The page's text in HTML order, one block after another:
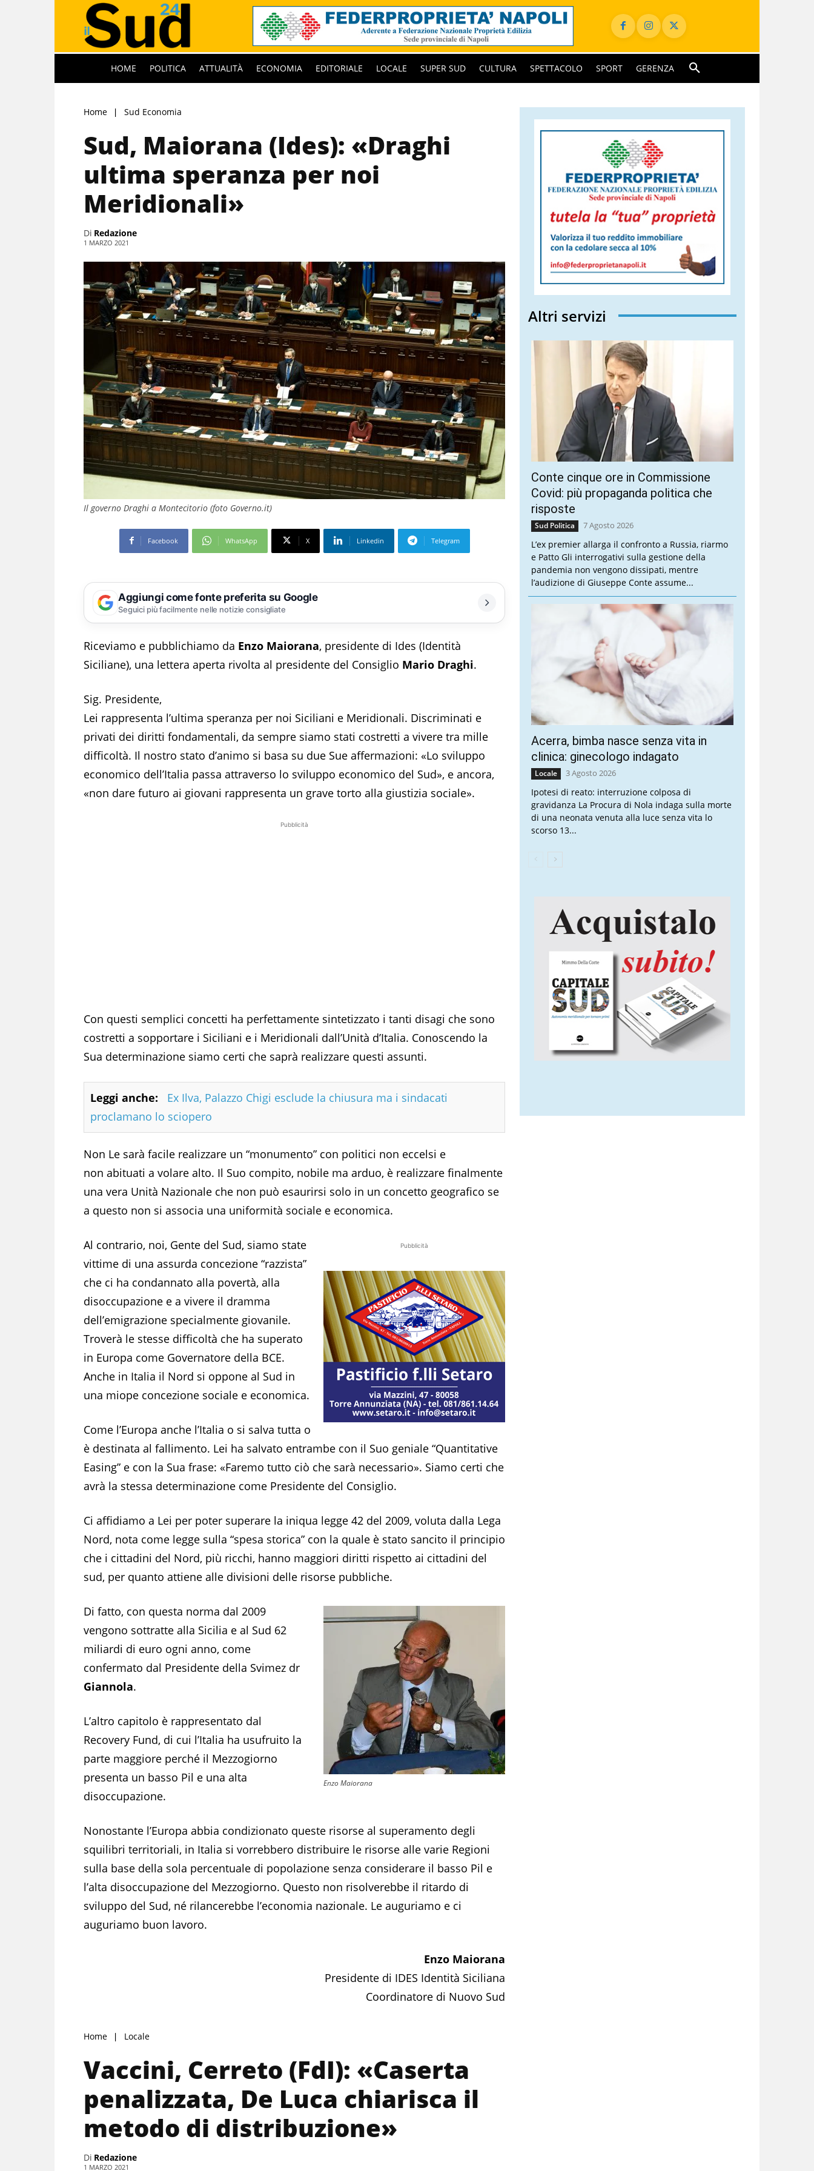
HOME POLITICA ATTUALITÀ ECONOMIA EDITORIALE LOCALE SUPER SUD CULTURA SPETTACOLO SPORT GERENZA
Home Sud Economia
Sud, Maiorana (Ides): «Draghi
ultima speranza per noi
Meridionali»
Di Redazione
1 MARZO 2021
Il governo Draghi a Montecitorio (foto Governo.it)
Facebook WhatsApp X Linkedin Telegram
Aggiungi come fonte preferita su Google
Seguici più facilmente nelle notizie consigliate
Riceviamo e pubblichiamo da Enzo Maiorana, presidente di Ides (Identità
Siciliane), una lettera aperta rivolta al presidente del Consiglio Mario Draghi.
Sig. Presidente,
Lei rappresenta l’ultima speranza per noi Siciliani e Meridionali. Discriminati e
privati dei diritti fondamentali, da sempre siamo stati costretti a vivere tra mille
difficoltà. Il nostro stato d’animo si basa su due Sue affermazioni: «Lo sviluppo
economico dell’Italia passa attraverso lo sviluppo economico del Sud», e ancora,
«non dare futuro ai giovani rappresenta un grave torto alla giustizia sociale».
Pubblicità
Con questi semplici concetti ha perfettamente sintetizzato i tanti disagi che sono
costretti a sopportare i Siciliani e i Meridionali dall’Unità d’Italia. Conoscendo la
Sua determinazione siamo certi che saprà realizzare questi assunti.
Leggi anche:
Ex Ilva, Palazzo Chigi esclude la chiusura ma i sindacati
proclamano lo sciopero
Non Le sarà facile realizzare un “monumento” con politici non eccelsi e
non abituati a volare alto. Il Suo compito, nobile ma arduo, è realizzare finalmente
una vera Unità Nazionale che non può esaurirsi solo in un concetto geografico se
a questo non si associa una uniformità sociale e economica.
Pubblicità
Al contrario, noi, Gente del Sud, siamo state
vittime di una assurda concezione “razzista”
che ci ha condannato alla povertà, alla
disoccupazione e a vivere il dramma
dell’emigrazione specialmente giovanile.
Troverà le stesse difficoltà che ha superato
in Europa come Governatore della BCE.
Anche in Italia il Nord si oppone al Sud in
una miope concezione sociale e economica.
Come l’Europa anche l’Italia o si salva tutta o
è destinata al fallimento. Lei ha salvato entrambe con il Suo geniale “Quantitative
Easing” e con la Sua frase: «Faremo tutto ciò che sarà necessario». Siamo certi che
avrà la stessa determinazione come Presidente del Consiglio.
Ci affidiamo a Lei per poter superare la iniqua legge 42 del 2009, voluta dalla Lega
Nord, nota come legge sulla “spesa storica” con la quale è stato sancito il principio
che i cittadini del Nord, più ricchi, hanno maggiori diritti rispetto ai cittadini del
sud, per quanto attiene alle divisioni delle risorse pubbliche.
Enzo Maiorana
Di fatto, con questa norma dal 2009
vengono sottratte alla Sicilia e al Sud 62
miliardi di euro ogni anno, come
confermato dal Presidente della Svimez dr
Giannola.
L’altro capitolo è rappresentato dal
Recovery Fund, di cui l’Italia ha usufruito la
parte maggiore perché il Mezzogiorno
presenta un basso Pil e una alta
disoccupazione.
Nonostante l’Europa abbia condizionato queste risorse al superamento degli
squilibri territoriali, in Italia si vorrebbero distribuire le risorse alle varie Regioni
sulla base della sola percentuale di popolazione senza considerare il basso Pil e
l’alta disoccupazione del Mezzogiorno. Questo non risolverebbe il ritardo di
sviluppo del Sud, né rilancerebbe l’economia nazionale. Le auguriamo e ci
auguriamo buon lavoro.
Enzo Maiorana
Presidente di IDES Identità Siciliana
Coordinatore di Nuovo Sud
Home Locale
Vaccini, Cerreto (FdI): «Caserta
penalizzata, De Luca chiarisca il
metodo di distribuzione»
Di Redazione
1 MARZO 2021
Altri servizi
Conte cinque ore in Commissione
Covid: più propaganda politica che
risposte
Sud Politica 7 Agosto 2026
L’ex premier allarga il confronto a Russia, riarmo
e Patto Gli interrogativi sulla gestione della
pandemia non vengono dissipati, mentre
l’audizione di Giuseppe Conte assume...
Acerra, bimba nasce senza vita in
clinica: ginecologo indagato
Locale 3 Agosto 2026
Ipotesi di reato: interruzione colposa di
gravidanza La Procura di Nola indaga sulla morte
di una neonata venuta alla luce senza vita lo
scorso 13...